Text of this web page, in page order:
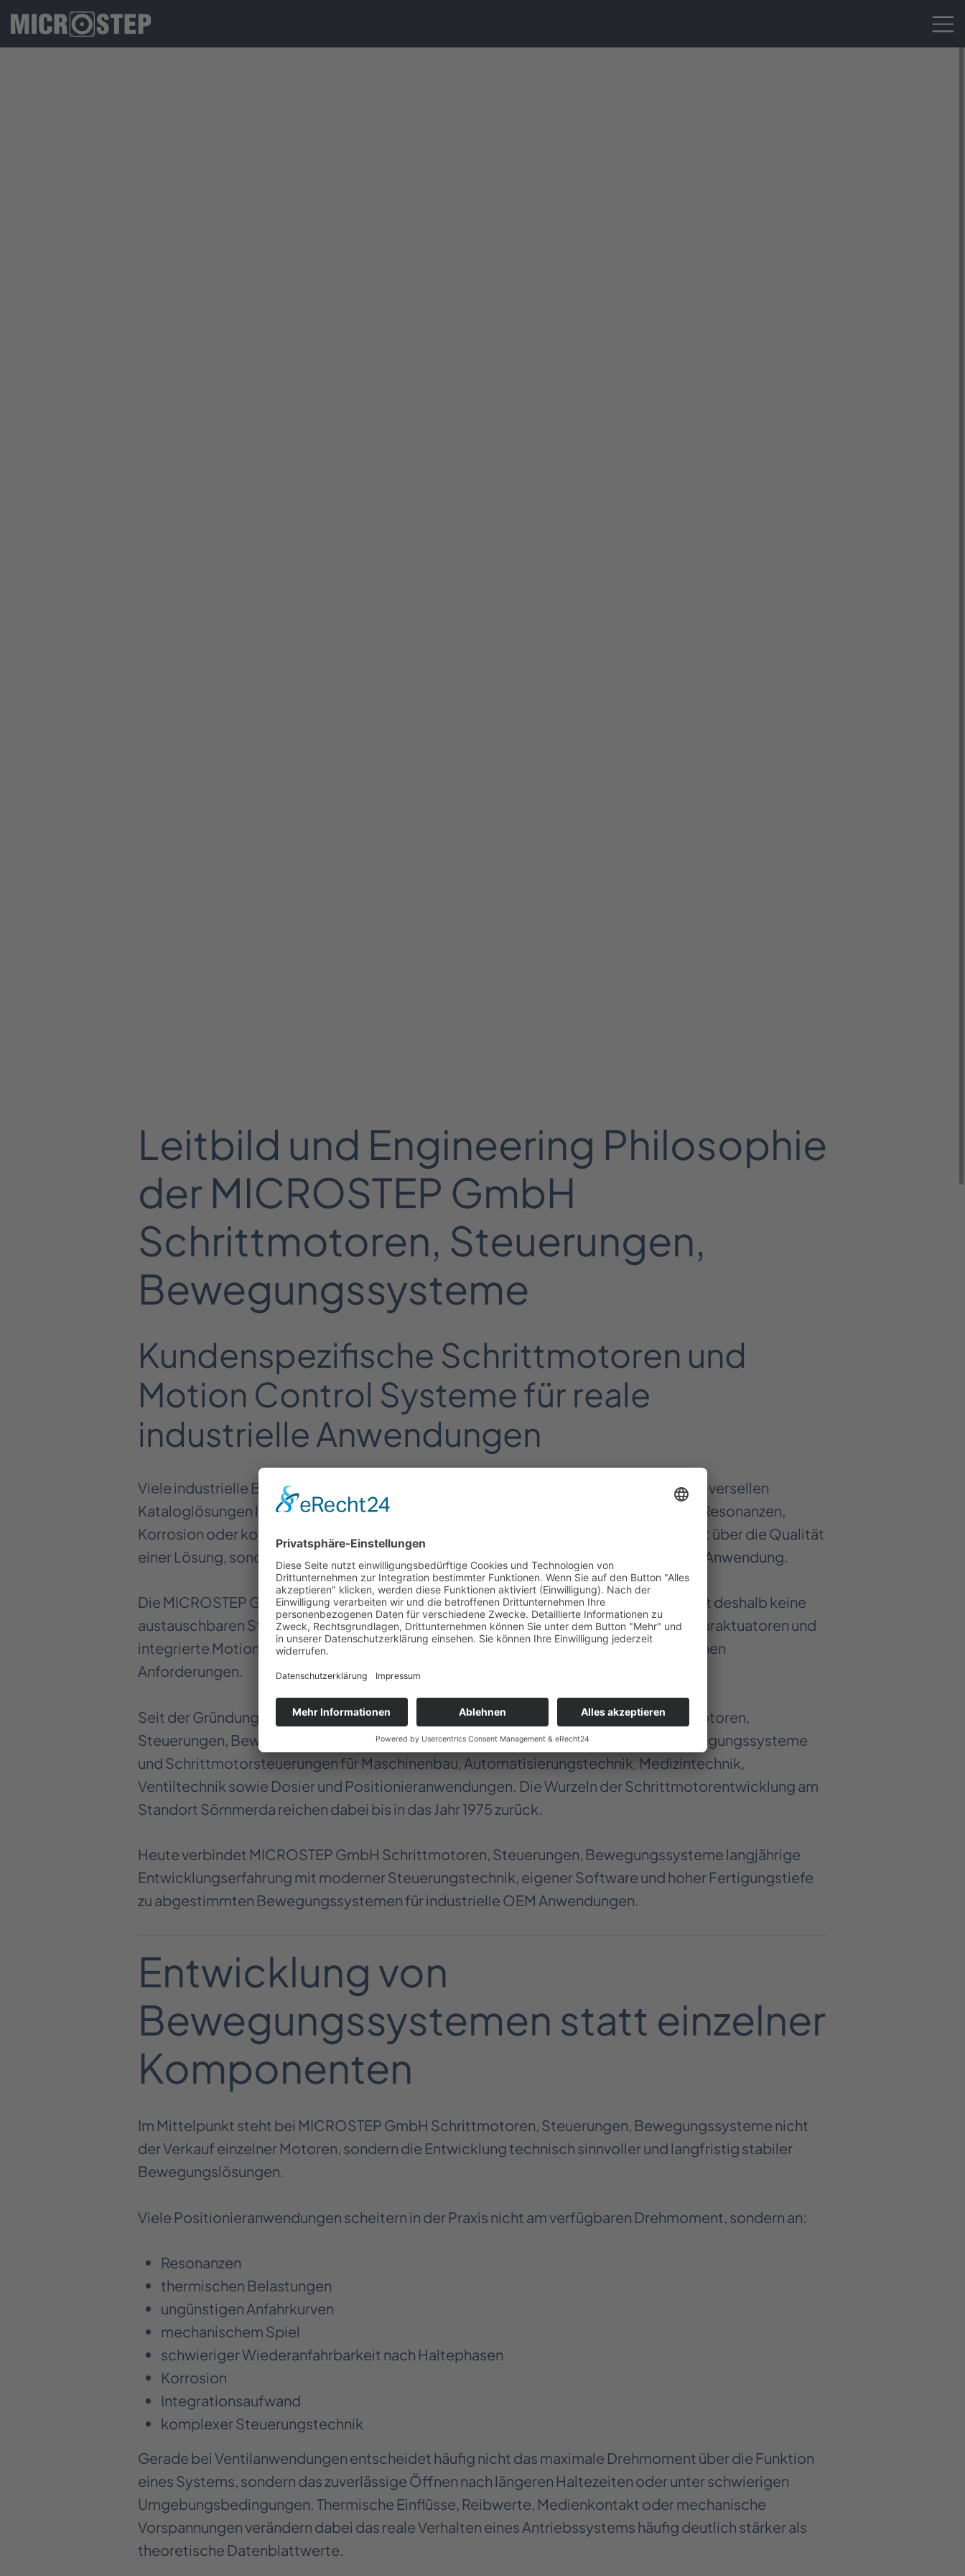
Leitbild und Engineering Philosophie
der MICROSTEP GmbH
Schrittmotoren, Steuerungen,
Bewegungssysteme
Kundenspezifische Schrittmotoren und
Motion Control Systeme für reale
industrielle Anwendungen
Viele industrielle Bewegungsaufgaben lassen sich nicht mit Standardmotoren oder universellen
Kataloglösungen lösen. Gerade bei begrenztem Bauraum, thermischen Belastungen, Resonanzen,
Korrosion oder komplexen Bewegungsprofilen entscheidet nicht allein das Datenblatt über die Qualität
einer Lösung, sondern das Zusammenspiel aus Mechanik, Motor, Steuerung und realer Anwendung.
Die MICROSTEP GmbH Schrittmotoren, Steuerungen, Bewegungssysteme entwickelt deshalb keine
austauschbaren Standardprodukte, sondern kundenspezifische Schrittmotoren, Linearaktuatoren und
integrierte Motion Control Systeme für industrielle Anwendungen mit hohen technischen
Anforderungen.
Seit der Gründung im Jahr 1991 entwickelt und fertigt die MICROSTEP GmbH Schrittmotoren,
Steuerungen, Bewegungssysteme präzise Positionierantriebe, mechatronische Bewegungssysteme
und Schrittmotorsteuerungen für Maschinenbau, Automatisierungstechnik, Medizintechnik,
Ventiltechnik sowie Dosier und Positionieranwendungen. Die Wurzeln der Schrittmotorentwicklung am
Standort Sömmerda reichen dabei bis in das Jahr 1975 zurück.
Heute verbindet MICROSTEP GmbH Schrittmotoren, Steuerungen, Bewegungssysteme langjährige
Entwicklungserfahrung mit moderner Steuerungstechnik, eigener Software und hoher Fertigungstiefe
zu abgestimmten Bewegungssystemen für industrielle OEM Anwendungen.
Entwicklung von
Bewegungssystemen statt einzelner
Komponenten
Im Mittelpunkt steht bei MICROSTEP GmbH Schrittmotoren, Steuerungen, Bewegungssysteme nicht
der Verkauf einzelner Motoren, sondern die Entwicklung technisch sinnvoller und langfristig stabiler
Bewegungslösungen.
Viele Positionieranwendungen scheitern in der Praxis nicht am verfügbaren Drehmoment, sondern an:
Resonanzen
thermischen Belastungen
ungünstigen Anfahrkurven
mechanischem Spiel
schwieriger Wiederanfahrbarkeit nach Haltephasen
Korrosion
Integrationsaufwand
komplexer Steuerungstechnik
Gerade bei Ventilanwendungen entscheidet häufig nicht das maximale Drehmoment über die Funktion
eines Systems, sondern das zuverlässige Öffnen nach längeren Haltezeiten oder unter schwierigen
Umgebungsbedingungen. Thermische Einflüsse, Reibwerte, Medienkontakt oder mechanische
Vorspannungen verändern dabei das reale Verhalten eines Antriebssystems häufig deutlich stärker als
theoretische Datenblattwerte.